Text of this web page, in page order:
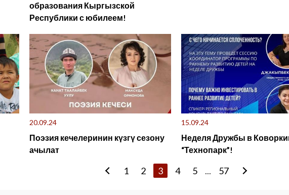
образования Кыргызской
Республики с юбилеем!
20.09.24
Поэзия кечелеринин күзгү сезону
ачылат
15.09.24
Неделя Дружбы в
“Технопарк”!
1 2 3 4 5 ... 57